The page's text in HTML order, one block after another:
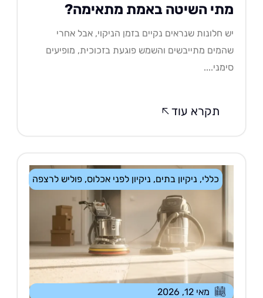
השיטה באמת מתאימה?
חלונות שנראים נקיים בזמן הניקוי, אבל אחרי
מתייבשים והשמש פוגעת בזכוכית, מופיעים
תקרא עוד
ניקיון בתים,ניקיון לפני אכלוס,פוליש לרצפה
מאי 12, 2026